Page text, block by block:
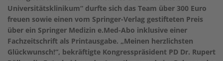
Universitätsklinikum“ durfte sich das Team über 300 Euro
freuen sowie einen vom Springer-Verlag gestifteten Preis
über ein Springer Medizin e.Med-Abo inklusive einer
Fachzeitschrift als Printausgabe. „Meinen herzlichsten
Glückwunsch!“, bekräftigte Kongresspräsident PD Dr. Rupert